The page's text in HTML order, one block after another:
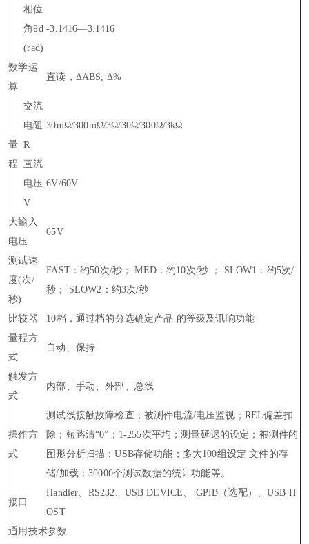
相位
角θd
(rad)
-3.1416—3.1416
数学运
算
直读，ΔABS, Δ%
量
程
交流
电阻
R
30mΩ/300mΩ/3Ω/30Ω/300Ω/3kΩ
直流
电压
V
6V/60V
大输入
电压
65V
测试速
度(次/
秒)
FAST：约50次/秒； MED：约10次/秒 ； SLOW1：约5次/
秒； SLOW2：约3次/秒
比较器
10档，通过档的分选确定产品 的等级及讯响功能
量程方
式
自动、保持
触发方
式
内部、手动、外部、总线
操作方
式
测试线接触故障检查；被测件电流/电压监视；REL偏差扣
除；短路清“0”；1-255次平均；测量延迟的设定；被测件的
图形分析扫描；USB存储功能；多大100组设定 文件的存
储/加载；30000个测试数据的统计功能等。
接口
Handler、RS232、USB DEVICE、 GPIB（选配）、USB H
OST
通用技术参数